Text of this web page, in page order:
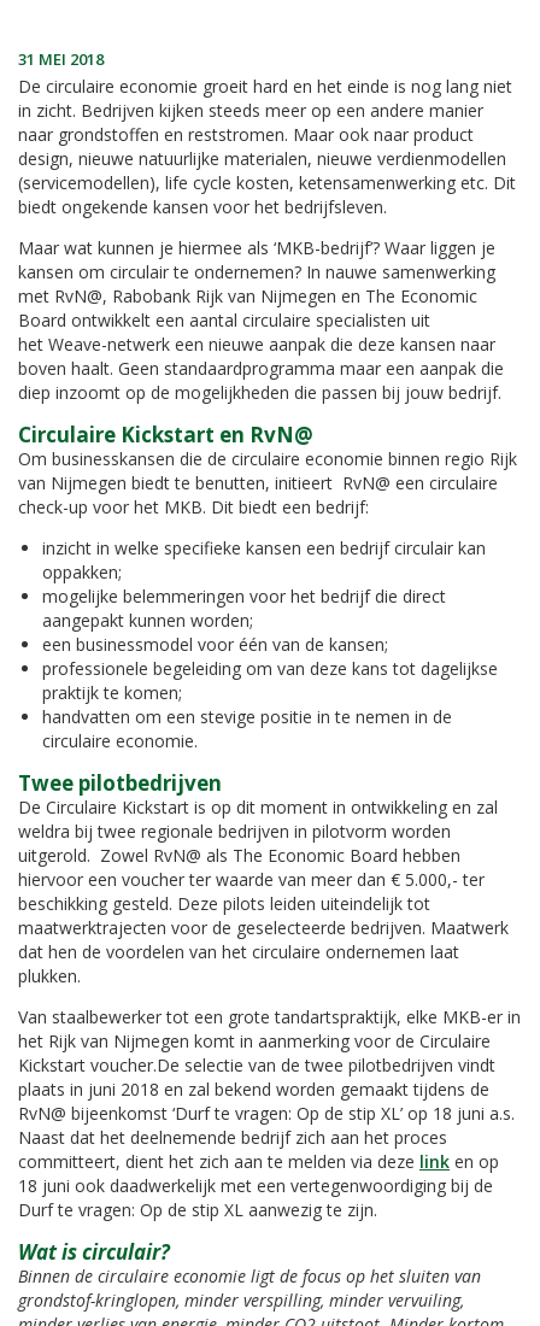
31 MEI 2018
De circulaire economie groeit hard en het einde is nog lang niet
in zicht. Bedrijven kijken steeds meer op een andere manier
naar grondstoffen en reststromen. Maar ook naar product
design, nieuwe natuurlijke materialen, nieuwe verdienmodellen
(servicemodellen), life cycle kosten, ketensamenwerking etc. Dit
biedt ongekende kansen voor het bedrijfsleven.
Maar wat kunnen je hiermee als ‘MKB-bedrijf’? Waar liggen je
kansen om circulair te ondernemen? In nauwe samenwerking
met RvN@, Rabobank Rijk van Nijmegen en The Economic
Board ontwikkelt een aantal circulaire specialisten uit
het Weave-netwerk een nieuwe aanpak die deze kansen naar
boven haalt. Geen standaardprogramma maar een aanpak die
diep inzoomt op de mogelijkheden die passen bij jouw bedrijf.
Circulaire Kickstart en RvN@
Om businesskansen die de circulaire economie binnen regio Rijk
van Nijmegen biedt te benutten, initieert RvN@ een circulaire
check-up voor het MKB. Dit biedt een bedrijf:
inzicht in welke specifieke kansen een bedrijf circulair kan
oppakken;
mogelijke belemmeringen voor het bedrijf die direct
aangepakt kunnen worden;
een businessmodel voor één van de kansen;
professionele begeleiding om van deze kans tot dagelijkse
praktijk te komen;
handvatten om een stevige positie in te nemen in de
circulaire economie.
Twee pilotbedrijven
De Circulaire Kickstart is op dit moment in ontwikkeling en zal
weldra bij twee regionale bedrijven in pilotvorm worden
uitgerold. Zowel RvN@ als The Economic Board hebben
hiervoor een voucher ter waarde van meer dan € 5.000,- ter
beschikking gesteld. Deze pilots leiden uiteindelijk tot
maatwerktrajecten voor de geselecteerde bedrijven. Maatwerk
dat hen de voordelen van het circulaire ondernemen laat
plukken.
Van staalbewerker tot een grote tandartspraktijk, elke MKB-er in
het Rijk van Nijmegen komt in aanmerking voor de Circulaire
Kickstart voucher.De selectie van de twee pilotbedrijven vindt
plaats in juni 2018 en zal bekend worden gemaakt tijdens de
RvN@ bijeenkomst ‘Durf te vragen: Op de stip XL’ op 18 juni a.s.
Naast dat het deelnemende bedrijf zich aan het proces
committeert, dient het zich aan te melden via deze link en op
18 juni ook daadwerkelijk met een vertegenwoordiging bij de
Durf te vragen: Op de stip XL aanwezig te zijn.
Wat is circulair?
Binnen de circulaire economie ligt de focus op het sluiten van
grondstof-kringlopen, minder verspilling, minder vervuiling,